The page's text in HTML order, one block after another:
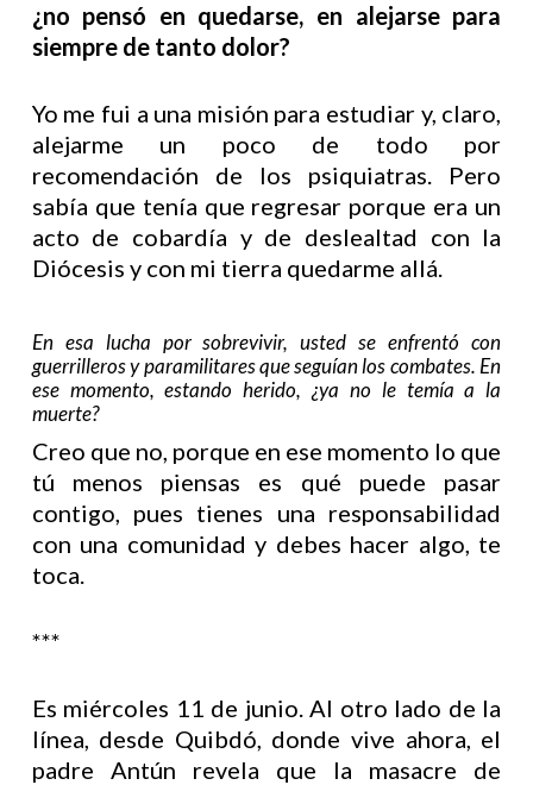
¿no pensó en quedarse, en alejarse para
siempre de tanto dolor?
Yo me fui a una misión para estudiar y, claro,
alejarme un poco de todo por
recomendación de los psiquiatras. Pero
sabía que tenía que regresar porque era un
acto de cobardía y de deslealtad con la
Diócesis y con mi tierra quedarme allá.
En esa lucha por sobrevivir, usted se enfrentó con
guerrilleros y paramilitares que seguían los combates. En
ese momento, estando herido, ¿ya no le temía a la
muerte?
Creo que no, porque en ese momento lo que
tú menos piensas es qué puede pasar
contigo, pues tienes una responsabilidad
con una comunidad y debes hacer algo, te
toca.
***
Es miércoles 11 de junio. Al otro lado de la
línea, desde Quibdó, donde vive ahora, el
padre Antún revela que la masacre de